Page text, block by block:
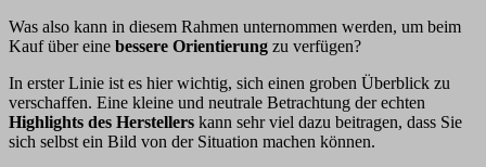
Was also kann in diesem Rahmen unternommen werden, um beim
Kauf über eine bessere Orientierung zu verfügen?
In erster Linie ist es hier wichtig, sich einen groben Überblick zu
verschaffen. Eine kleine und neutrale Betrachtung der echten
Highlights des Herstellers kann sehr viel dazu beitragen, dass Sie
sich selbst ein Bild von der Situation machen können.